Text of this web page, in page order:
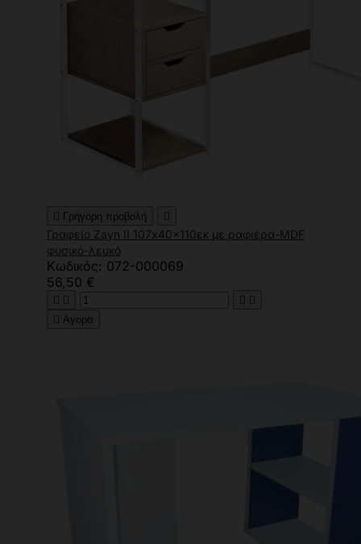
 Γρήγορη προβολή 
Γραφείο Zayn ΙΙ 107x40x110εκ με ραφιέρα-MDF
φυσικό-λευκό
Κωδικός: 072-000069
56,50 €
   
 Αγορά